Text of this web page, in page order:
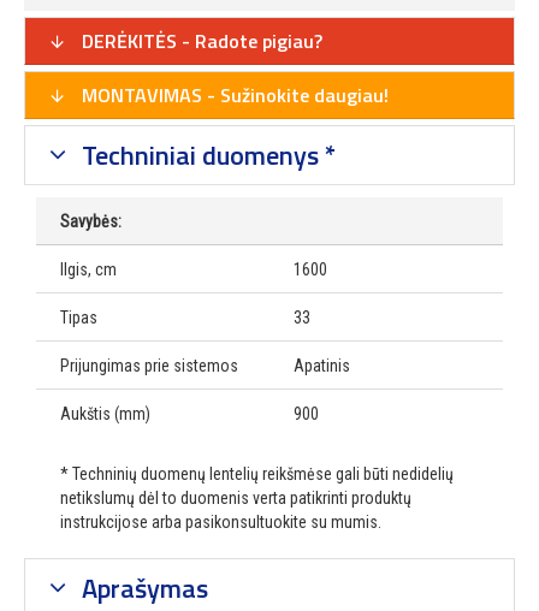
DERĖKITĖS - Radote pigiau?
MONTAVIMAS - Sužinokite daugiau!
Techniniai duomenys *
Savybės:
Ilgis, cm 1600
Tipas 33
Prijungimas prie sistemos Apatinis
Aukštis (mm) 900
* Techninių duomenų lentelių reikšmėse gali būti nedidelių
netikslumų dėl to duomenis verta patikrinti produktų
instrukcijose arba pasikonsultuokite su mumis.
Aprašymas